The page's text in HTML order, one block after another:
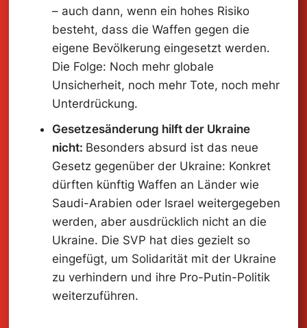
– auch dann, wenn ein hohes Risiko
besteht, dass die Waffen gegen die
eigene Bevölkerung eingesetzt werden.
Die Folge: Noch mehr globale
Unsicherheit, noch mehr Tote, noch mehr
Unterdrückung.
Gesetzesänderung hilft der Ukraine
nicht: Besonders absurd ist das neue
Gesetz gegenüber der Ukraine: Konkret
dürften künftig Waffen an Länder wie
Saudi-Arabien oder Israel weitergegeben
werden, aber ausdrücklich nicht an die
Ukraine. Die SVP hat dies gezielt so
eingefügt, um Solidarität mit der Ukraine
zu verhindern und ihre Pro-Putin-Politik
weiterzuführen.